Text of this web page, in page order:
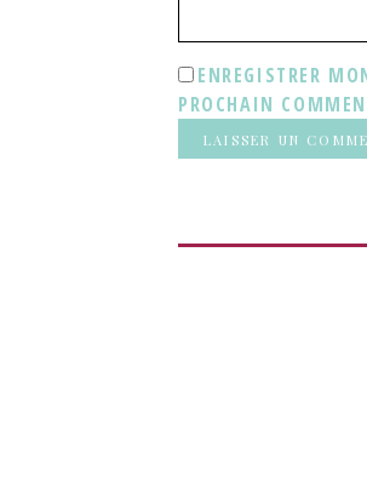
ENREGISTRER
PROCHAIN